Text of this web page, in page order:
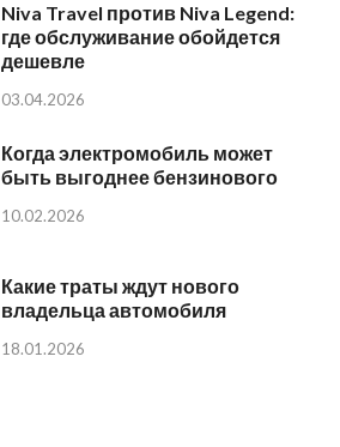
Niva Travel против Niva Legend:
где обслуживание обойдется
дешевле
03.04.2026
Когда электромобиль может
быть выгоднее бензинового
10.02.2026
Какие траты ждут нового
владельца автомобиля
18.01.2026